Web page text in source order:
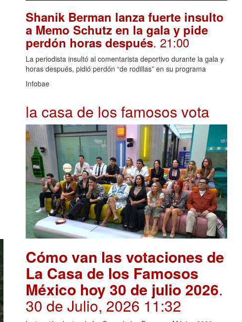
Shanik Berman lanza fuerte insulto
a Memo Schutz en la gala y pide
perdón horas después. 21:00
La periodista insultó al comentarista deportivo durante la gala y
horas después, pidió perdón “de rodillas” en su programa
Infobae
la casa de los famosos vota
Cómo van las votaciones de
La Casa de los Famosos
México hoy 30 de julio 2026.
30 de Julio, 2026 11:32